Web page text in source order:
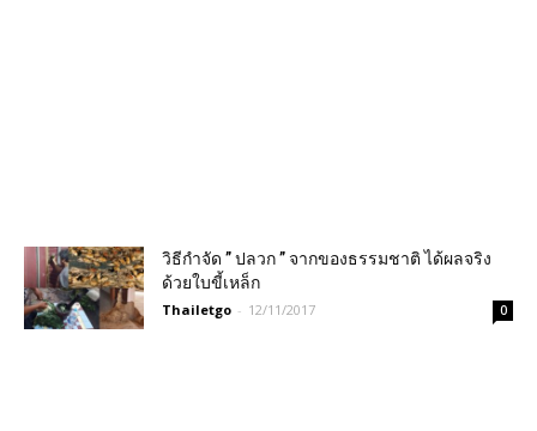
วิธีกำจัด ” ปลวก ” จากของธรรมชาติ ได้ผลจริง
ด้วยใบขี้เหล็ก
Thailetgo - 12/11/2017 0